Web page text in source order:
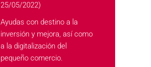
25/05/2022)
Ayudas con destino a la
inversión y mejora, así como
a la digitalización del
pequeño comercio.